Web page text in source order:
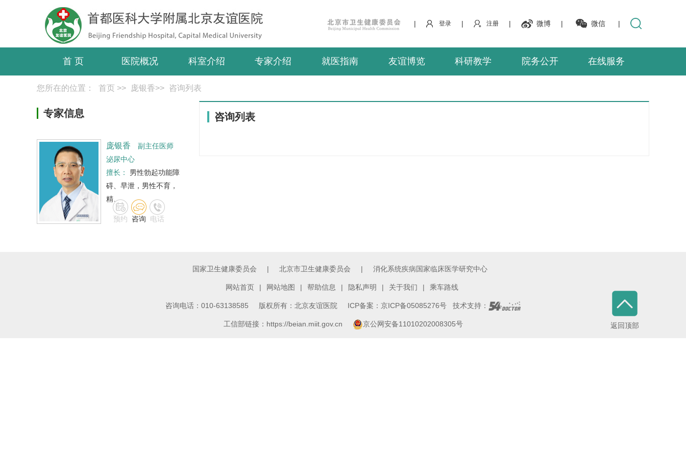
| 登录 | 注册 | 微博 | 微信 |
首 页 医院概况 科室介绍 专家介绍 就医指南 友谊博览 科研教学 院务公开 在线服务
您所在的位置： 首页 >> 庞银香>> 咨询列表
专家信息
庞银香
副主任医师
泌尿中心
擅长：
男性勃起功能障
碍、早泄，男性不育，
精…
预约 咨询 电话
咨询列表
国家卫生健康委员会 | 北京市卫生健康委员会 | 消化系统疾病国家临床医学研究中心
网站首页 | 网站地图 | 帮助信息 | 隐私声明 | 关于我们 | 乘车路线
咨询电话：010-63138585 版权所有：北京友谊医院 ICP备案：京ICP备05085276号 技术支持：
工信部链接：https://beian.miit.gov.cn 京公网安备11010202008305号 返回顶部